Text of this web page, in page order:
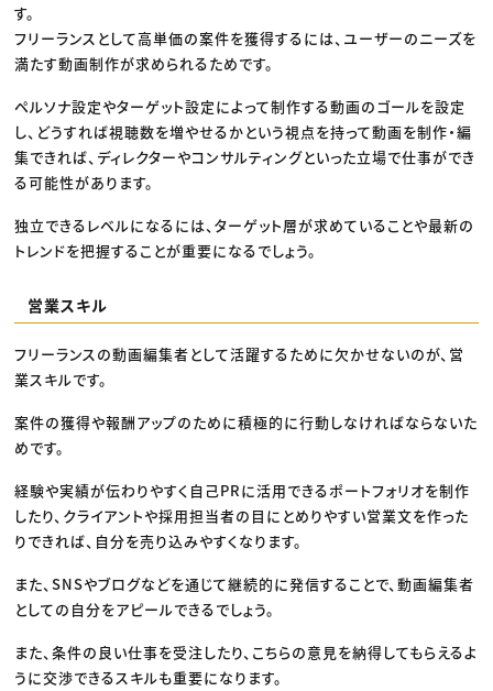
す。
フリーランスとして高単価の案件を獲得するには、ユーザーのニーズを
満たす動画制作が求められるためです。
ペルソナ設定やターゲット設定によって制作する動画のゴールを設定
し、どうすれば視聴数を増やせるかという視点を持って動画を制作・編
集できれば、ディレクターやコンサルティングといった立場で仕事ができ
る可能性があります。
独立できるレベルになるには、ターゲット層が求めていることや最新の
トレンドを把握することが重要になるでしょう。
営業スキル
フリーランスの動画編集者として活躍するために欠かせないのが、営
業スキルです。
案件の獲得や報酬アップのために積極的に行動しなければならないた
めです。
経験や実績が伝わりやすく自己PRに活用できるポートフォリオを制作
したり、クライアントや採用担当者の目にとめりやすい営業文を作った
りできれば、自分を売り込みやすくなります。
また、SNSやブログなどを通じて継続的に発信することで、動画編集者
としての自分をアピールできるでしょう。
また、条件の良い仕事を受注したり、こちらの意見を納得してもらえるよ
うに交渉できるスキルも重要になります。